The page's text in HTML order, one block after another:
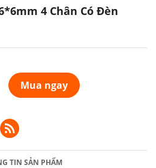
4 Chân Có Đèn
Mua ngay
TIN SẢN PHẨM